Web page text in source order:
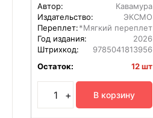
Автор:
Кавамура
Издательство:
ЭКСМО
Переплет:*Мягкий переплет
Год издания:
2026
Штрихкод:
9785041813956
Остаток:
12 шт
+ В корзину